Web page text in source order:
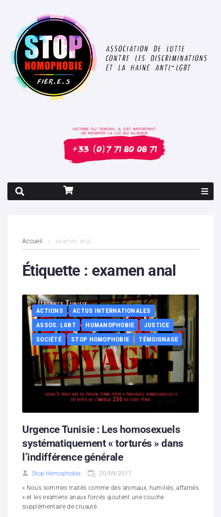
Contenus litigieux
Boutique
Partenaires
Contacts
Hébergement solidaire
Accueil examen anal
Étiquette : examen anal
ACTIONS
ACTUS INTERNATIONALES
ASSOS. LGBT
HUMANOPHOBIE
JUSTICE
SOCIÉTÉ
STOP HOMOPHOBIE TÉMOIGNAGE
Urgence Tunisie : Les homosexuels
systématiquement « torturés » dans
l’indifférence générale
Stop Homophobie 20/09/2017
« Nous sommes traités comme des animaux, humiliés, affamés
» et les examens anaux forcés ajoutent une couche
supplémentaire de cruauté.